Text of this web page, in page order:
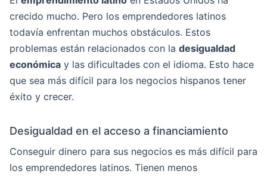
crecido mucho. Pero los emprendedores latinos
todavía enfrentan muchos obstáculos. Estos
problemas están relacionados con la desigualdad
económica y las dificultades con el idioma. Esto hace
que sea más difícil para los negocios hispanos tener
éxito y crecer.
Desigualdad en el acceso a financiamiento
Conseguir dinero para sus negocios es más difícil para
los emprendedores latinos. Tienen menos